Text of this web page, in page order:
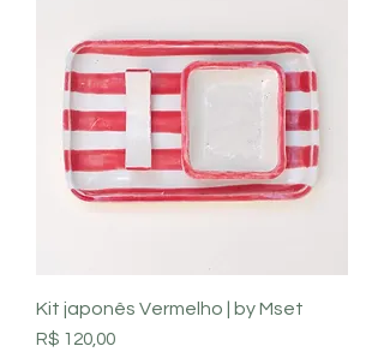
Kit japonês Vermelho | by Mset
Preço
R$ 120,00